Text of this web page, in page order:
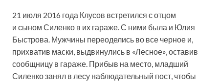
21 июля 2016 года Клусов встретился с отцом
и сыном Силенко в их гараже. С ними была и Юлия
Быстрова. Мужчины переоделись во все черное и,
прихватив маски, выдвинулись в «Лесное», оставив
сообщницу в гараже. Прибыв на место, младший
Силенко занял в лесу наблюдательный пост, чтобы